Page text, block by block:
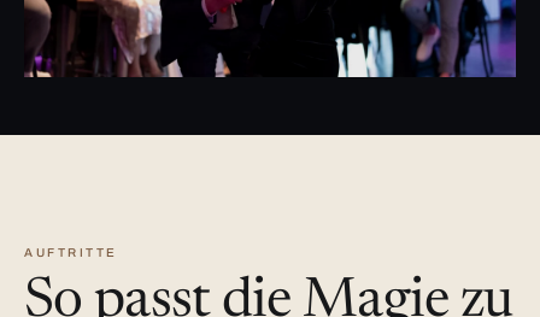
AUFTRITTE
So passt die Magie zu